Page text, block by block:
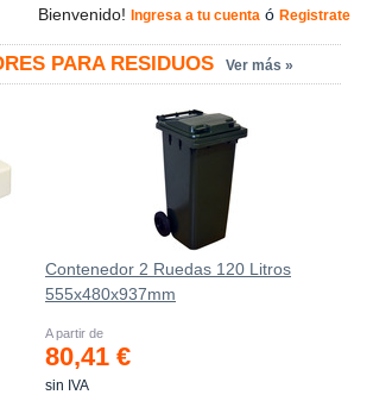
Bienvenido! Ingresa a tu cuenta ó Registrate
PARA RESIDUOS Ver más »
Contenedor 2 Ruedas 120 Litros
555х480х937mm
A partir de
80,41 €
sin IVA